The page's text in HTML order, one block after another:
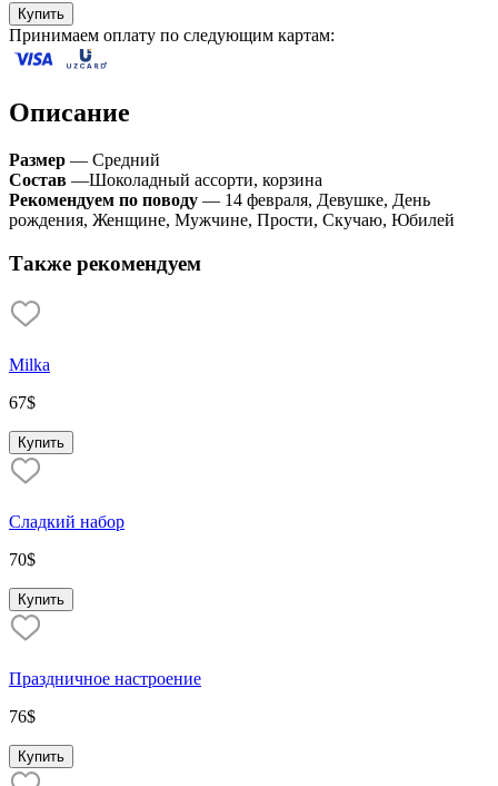
Купить
Принимаем оплату по следующим картам:
Описание
Размер — Средний
Состав —Шоколадный ассорти, корзина
Рекомендуем по поводу — 14 февраля, Девушке, День
рождения, Женщине, Мужчине, Прости, Скучаю, Юбилей
Также рекомендуем
Milka
67$
Купить
Сладкий набор
70$
Купить
Праздничное настроение
76$
Купить